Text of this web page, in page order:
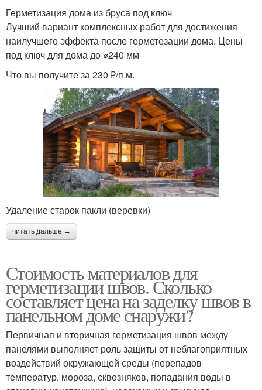
Герметизация дома из бруса под ключ
Лучший вариант комплексных работ для достижения
наилучшего эффекта после герметезации дома. Цены
под ключ для дома до ⌀240 мм
Что вы получите за 230 ₽/п.м.
Удаление старок пакли (веревки)
читать дальше →
Стоимость материалов для
герметизации швов. Сколько
составляет цена на заделку швов в
панельном доме снаружи?
Первичная и вторичная герметизация швов между
панелями выполняет роль защиты от неблагоприятных
воздействий окружающей среды (перепадов
температур, мороза, сквозняков, попадания воды в